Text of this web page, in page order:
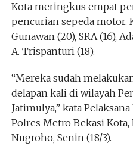
Kota meringkus empat
pencurian sepeda motor.
Gunawan (20), SRA (16),
A. Trispanturi (18).
“Mereka sudah
delapan kali di wilayah
Jatimulya,” kata
Polres Metro Bekasi
Nugroho, Senin (18/3).